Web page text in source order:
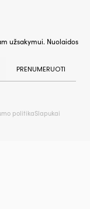
užsakymui. Nuolaidos
PRENUMERUOTI
politikaSlapukai